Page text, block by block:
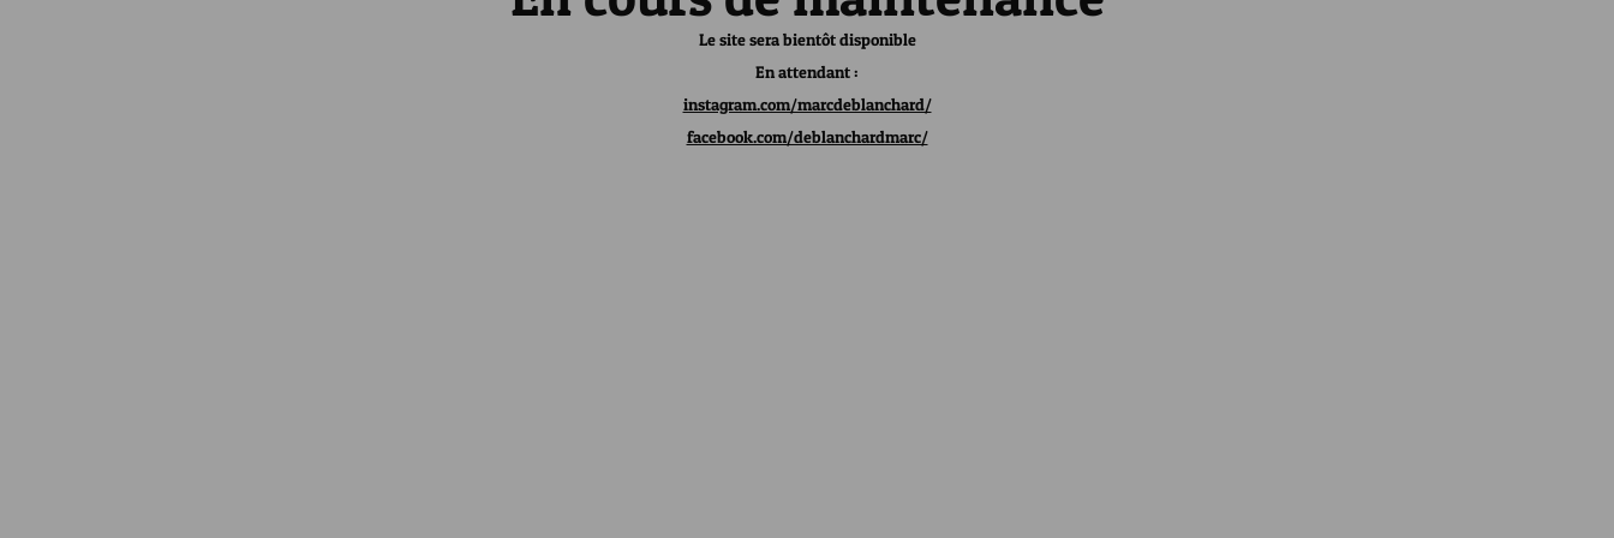
Le site sera bientôt disponible
En attendant :
instagram.com/marcdeblanchard/
facebook.com/deblanchardmarc/